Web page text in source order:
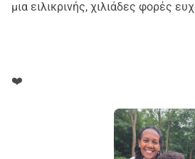
μια ειλικρινής, χιλιάδες φορές
❤️